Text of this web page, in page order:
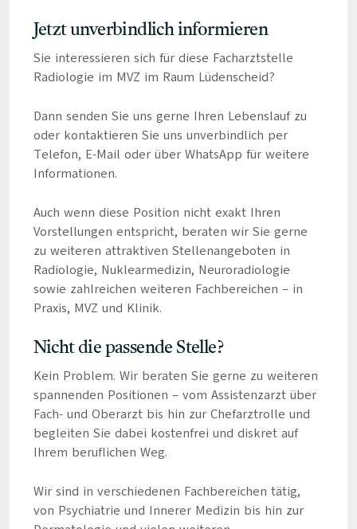
Jetzt unverbindlich informieren
Sie interessieren sich für diese Facharztstelle
Radiologie im MVZ im Raum Lüdenscheid?
Dann senden Sie uns gerne Ihren Lebenslauf zu
oder kontaktieren Sie uns unverbindlich per
Telefon, E-Mail oder über WhatsApp für weitere
Informationen.
Auch wenn diese Position nicht exakt Ihren
Vorstellungen entspricht, beraten wir Sie gerne
zu weiteren attraktiven Stellenangeboten in
Radiologie, Nuklearmedizin, Neuroradiologie
sowie zahlreichen weiteren Fachbereichen – in
Praxis, MVZ und Klinik.
Nicht die passende Stelle?
Kein Problem. Wir beraten Sie gerne zu weiteren
spannenden Positionen – vom Assistenzarzt über
Fach- und Oberarzt bis hin zur Chefarztrolle und
begleiten Sie dabei kostenfrei und diskret auf
Ihrem beruflichen Weg.
Wir sind in verschiedenen Fachbereichen tätig,
von Psychiatrie und Innerer Medizin bis hin zur